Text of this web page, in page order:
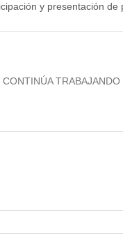
y presentación
TRABAJANDO